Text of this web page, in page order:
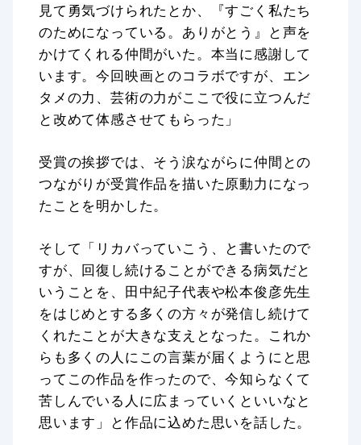
見て勇気づけられたとか、『すごく私たち
のためになっている。ありがとう』と声を
かけてくれる仲間がいた。本当に感謝して
います。今回映画とのコラボですが、エン
タメの力、芸術の力がここで役に立つんだ
と改めて体感させてもらった」
受賞の挨拶では、そう涙ながらに仲間との
つながりが受賞作品を描いた原動力になっ
たことを明かした。
そして「リカバっていこう、と書いたので
すが、回復し続けることができる病気だと
いうことを、田中紀子代表や松本俊彦先生
をはじめとする多くの方々が発信し続けて
くれたことが大きな支えとなった。これか
らも多くの人にこの言葉が届くようにと思
ってこの作品を作ったので、今知らなくて
苦しんでいる人に広まっていくといいなと
思います」と作品に込めた思いを話した。